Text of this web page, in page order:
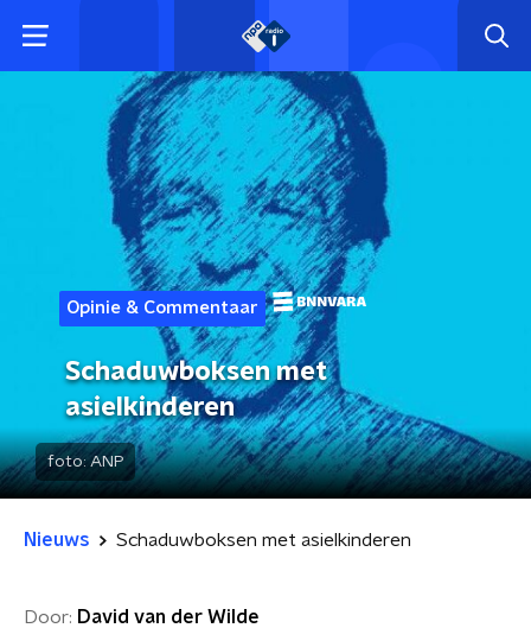
Opinie & Commentaar
Schaduwboksen met
asielkinderen
foto:ANP
Nieuws Schaduwboksen met asielkinderen
Door: David van der Wilde